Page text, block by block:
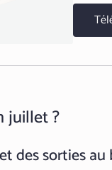
juillet ?
des sorties au